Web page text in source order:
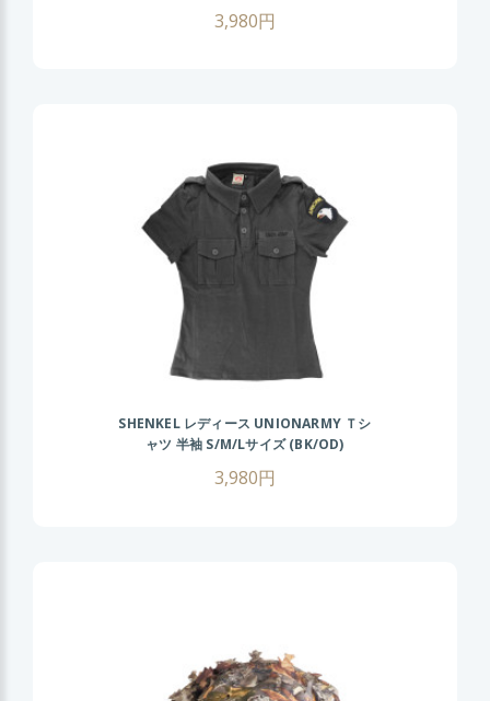
3,980円
SHENKEL レディース UNIONARMY Ｔシ
ャツ 半袖 S/M/Lサイズ (BK/OD)
3,980円